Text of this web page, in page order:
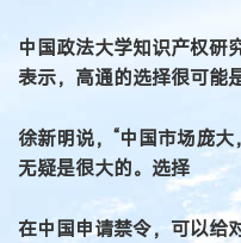
中国政法大学知识产权研
表示，高通的选择很可能
徐新明说，“中国市场庞
无疑是很大的。选择
在中国申请禁令，可以给